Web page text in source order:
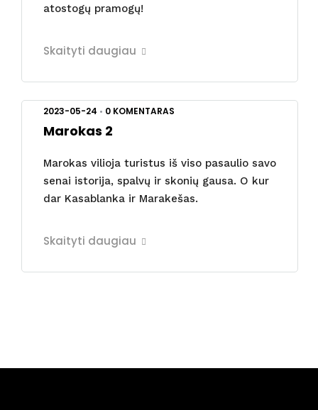
atostogų pramogų!
Skaityti daugiau
2023-05-24 • 0 KOMENTARAS
Marokas 2
Marokas vilioja turistus iš viso pasaulio savo
senai istorija, spalvų ir skonių gausa. O kur
dar Kasablanka ir Marakešas.
Skaityti daugiau